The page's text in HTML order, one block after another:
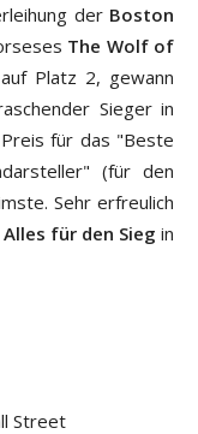
der Boston
The Wolf of
Platz 2, gewann
Sieger in
für das "Beste
(für den
Sehr erfreulich
Alles für den Sieg in
Street